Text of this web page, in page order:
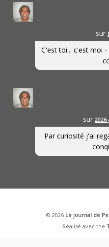
sur
C'est toi... c'est moi
sur
Par curiosité j'ai
· © 2026 Le journal de
Réalisé avec the